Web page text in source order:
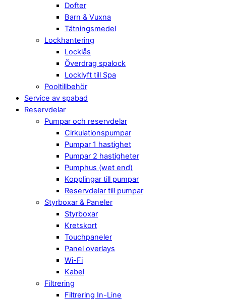
Dofter
Barn & Vuxna
Tätningsmedel
Lockhantering
Locklås
Överdrag spalock
Locklyft till Spa
Pooltillbehör
Service av spabad
Reservdelar
Pumpar och reservdelar
Cirkulationspumpar
Pumpar 1 hastighet
Pumpar 2 hastigheter
Pumphus (wet end)
Kopplingar till pumpar
Reservdelar till pumpar
Styrboxar & Paneler
Styrboxar
Kretskort
Touchpaneler
Panel overlays
Wi-Fi
Kabel
Filtrering
Filtrering In-Line